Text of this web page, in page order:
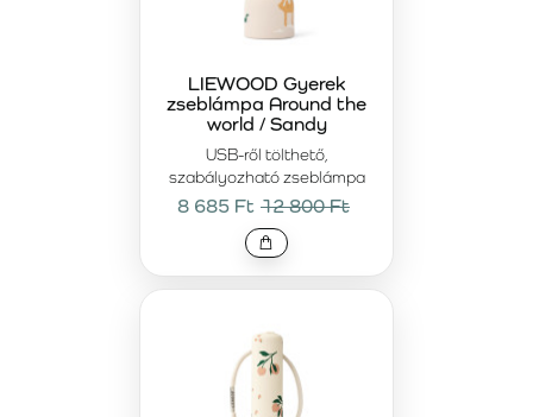
USB-ről tölthető,
szabályozható zseblámpa
LIEWOOD Gyerek
zseblámpa Around the
world / Sandy
8 685 Ft 12 800 Ft